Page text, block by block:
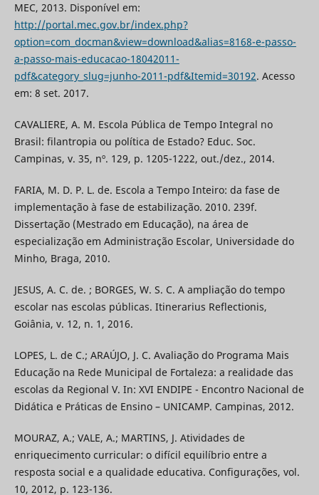
MEC, 2013. Disponível em:
http://portal.mec.gov.br/index.php?
option=com_docman&view=download&alias=8168-e-passo-
a-passo-mais-educacao-18042011-
pdf&category_slug=junho-2011-pdf&Itemid=30192. Acesso
em: 8 set. 2017.
CAVALIERE, A. M. Escola Pública de Tempo Integral no
Brasil: filantropia ou política de Estado? Educ. Soc.
Campinas, v. 35, nº. 129, p. 1205-1222, out./dez., 2014.
FARIA, M. D. P. L. de. Escola a Tempo Inteiro: da fase de
implementação à fase de estabilização. 2010. 239f.
Dissertação (Mestrado em Educação), na área de
especialização em Administração Escolar, Universidade do
Minho, Braga, 2010.
JESUS, A. C. de. ; BORGES, W. S. C. A ampliação do tempo
escolar nas escolas públicas. Itinerarius Reflectionis,
Goiânia, v. 12, n. 1, 2016.
LOPES, L. de C.; ARAÚJO, J. C. Avaliação do Programa Mais
Educação na Rede Municipal de Fortaleza: a realidade das
escolas da Regional V. In: XVI ENDIPE - Encontro Nacional de
Didática e Práticas de Ensino – UNICAMP. Campinas, 2012.
MOURAZ, A.; VALE, A.; MARTINS, J. Atividades de
enriquecimento curricular: o difícil equilíbrio entre a
resposta social e a qualidade educativa. Configurações, vol.
10, 2012, p. 123-136.